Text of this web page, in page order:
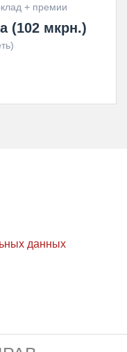
(102 мкрн.)
+ премии
данных